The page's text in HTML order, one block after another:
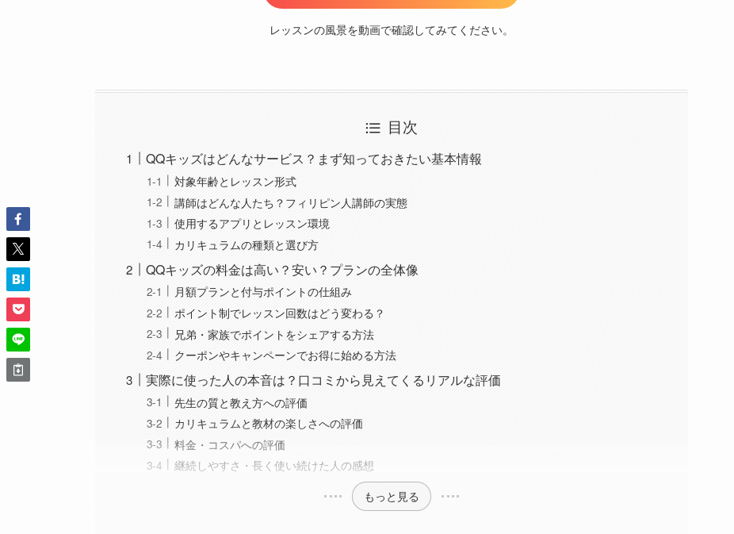
レッスンの風景を動画で確認してみてください。
目次
QQキッズはどんなサービス？まず知っておきたい基本情報
対象年齢とレッスン形式
講師はどんな人たち？フィリピン人講師の実態
使用するアプリとレッスン環境
カリキュラムの種類と選び方
QQキッズの料金は高い？安い？プランの全体像
月額プランと付与ポイントの仕組み
ポイント制でレッスン回数はどう変わる？
兄弟・家族でポイントをシェアする方法
クーポンやキャンペーンでお得に始める方法
実際に使った人の本音は？口コミから見えてくるリアルな評価
先生の質と教え方への評価
カリキュラムと教材の楽しさへの評価
料金・コスパへの評価
継続しやすさ・長く使い続けた人の感想
もっと見る